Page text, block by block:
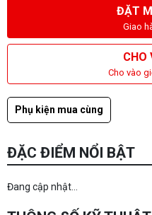
ĐẶT
Giao
CHO
Cho vào
Phụ kiện mua cùng
ĐẶC ĐIỂM NỔI BẬT
Đang cập nhật...